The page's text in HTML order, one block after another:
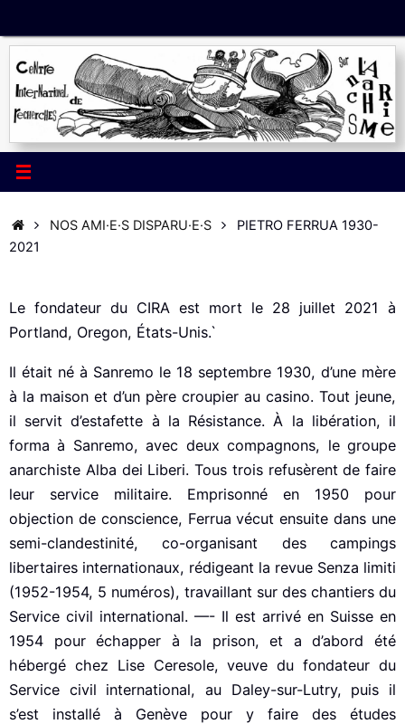
au
contenu
ACCUEIL
NOS AMI·E·S DISPARU·E·S
PIETRO FERRUA 1930-
2021
Le fondateur du CIRA est mort le 28 juillet 2021 à
Portland, Oregon, États-Unis.`
Il était né à Sanremo le 18 septembre 1930, d’une mère
à la maison et d’un père croupier au casino. Tout jeune,
il servit d’estafette à la Résistance. À la libération, il
forma à Sanremo, avec deux compagnons, le groupe
anarchiste Alba dei Liberi. Tous trois refusèrent de faire
leur service militaire. Emprisonné en 1950 pour
objection de conscience, Ferrua vécut ensuite dans une
semi-clandestinité, co-organisant des campings
libertaires internationaux, rédigeant la revue Senza limiti
(1952-1954, 5 numéros), travaillant sur des chantiers du
Service civil international. —- Il est arrivé en Suisse en
1954 pour échapper à la prison, et a d’abord été
hébergé chez Lise Ceresole, veuve du fondateur du
Service civil international, au Daley-sur-Lutry, puis il
s’est installé à Genève pour y faire des études